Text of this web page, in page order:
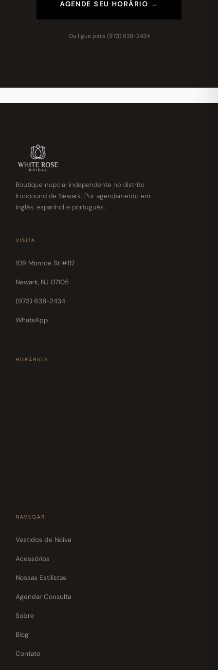
AGENDE SEU HORÁRIO →
Ou ligue para (973) 638-2434
Boutique nupcial independente no distrito
Ironbound de Newark. Por agendamento em
inglês, espanhol e português.
VISITA
109 Monroe St #112
Newark, NJ 07105
(973) 638-2434
WhatsApp
HORÁRIOS
NAVEGAR
Vestidos de Noiva
Acessórios
Nossas Estilistas
Agendar Consulta
Sobre
Blog
Contato